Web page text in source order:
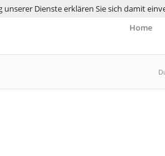
Home
Dienste erklären Sie sich damit